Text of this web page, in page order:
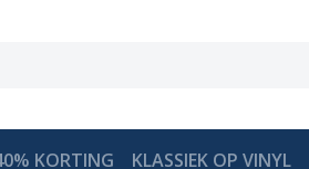
KORTING KLASSIEK OP VINYL